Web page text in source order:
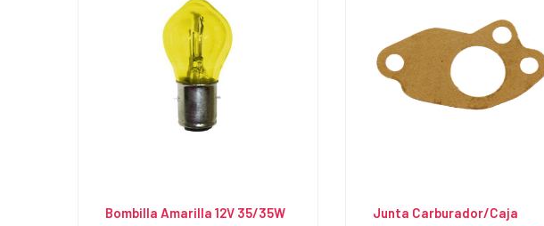
Bombilla Amarilla 12V 35/35W
Junta Carburador/Caja